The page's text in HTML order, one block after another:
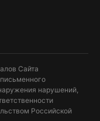
Сайта
нарушений,
Российской